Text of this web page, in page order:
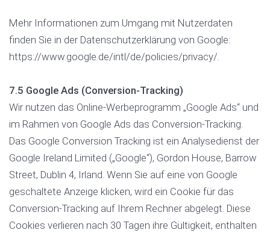
Mehr Informationen zum Umgang mit Nutzerdaten
finden Sie in der Datenschutzerklärung von Google:
https://www.google.de/intl/de/policies/privacy/.
7.5 Google Ads (Conversion-Tracking)
Wir nutzen das Online-Werbeprogramm „Google Ads“ und
im Rahmen von Google Ads das Conversion-Tracking.
Das Google Conversion Tracking ist ein Analysedienst der
Google Ireland Limited („Google“), Gordon House, Barrow
Street, Dublin 4, Irland. Wenn Sie auf eine von Google
geschaltete Anzeige klicken, wird ein Cookie für das
Conversion-Tracking auf Ihrem Rechner abgelegt. Diese
Cookies verlieren nach 30 Tagen ihre Gültigkeit, enthalten